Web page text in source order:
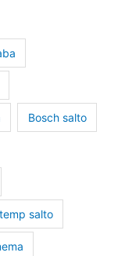
Bosch salto
salto